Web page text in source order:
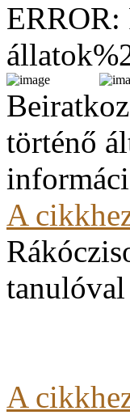
történő
A
A